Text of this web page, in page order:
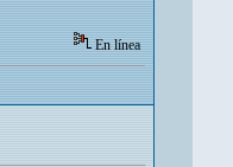
En línea